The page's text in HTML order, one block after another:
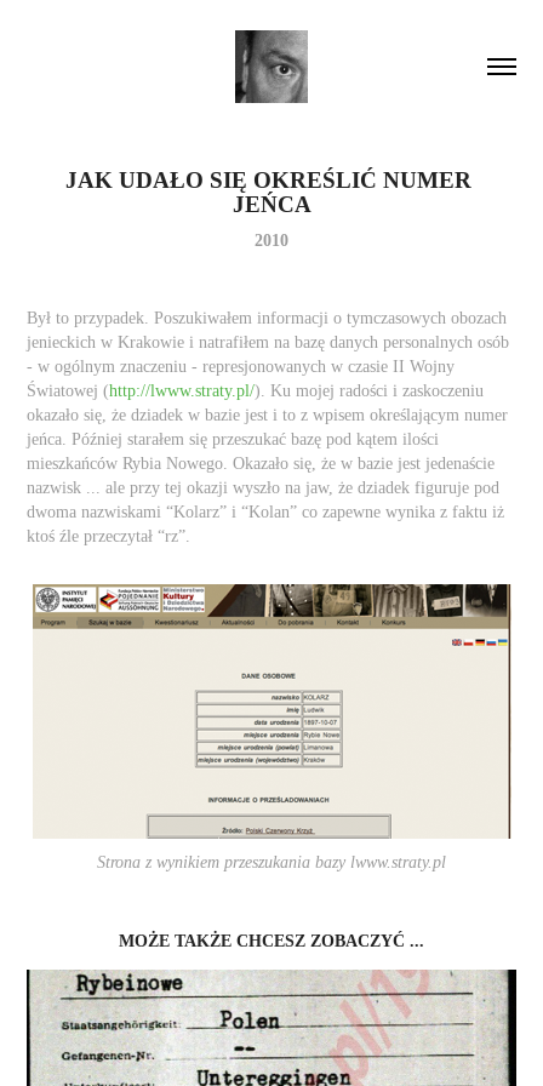
JAK UDAŁO SIĘ OKREŚLIĆ NUMER
JEŃCA
2010
Był to przypadek. Poszukiwałem informacji o tymczasowych obozach
jenieckich w Krakowie i natrafiłem na bazę danych personalnych osób
- w ogólnym znaczeniu - represjonowanych w czasie II Wojny
Światowej (http://lwww.straty.pl/). Ku mojej radości i zaskoczeniu
okazało się, że dziadek w bazie jest i to z wpisem określającym numer
jeńca. Później starałem się przeszukać bazę pod kątem ilości
mieszkańców Rybia Nowego. Okazało się, że w bazie jest jedenaście
nazwisk ... ale przy tej okazji wyszło na jaw, że dziadek figuruje pod
dwoma nazwiskami “Kolarz” i “Kolan” co zapewne wynika z faktu iż
ktoś źle przeczytał “rz”.
Strona z wynikiem przeszukania bazy lwww.straty.pl
MOŻE TAKŻE CHCESZ ZOBACZYĆ ...